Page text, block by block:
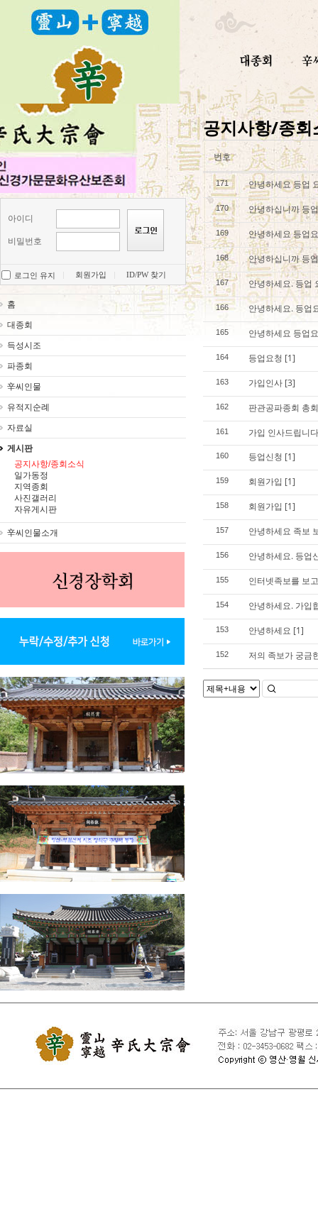
아이디
비밀번호
로그인 유지 회원가입 ID/PW 찾기
홈
대종회
득성시조
파종회
辛씨인물
유적지순례
자료실
게시판
공지사항/종회소식
일가동정
지역종회
사진갤러리
자유게시판
辛씨인물소개
공지사항/종회
번호
171 안녕하세요 등업
170 안녕하십니까 등
169 안녕하세요 등업
168 안녕하십니까 등
167 안녕하세요. 등업
166 안녕하세요. 등업
165 안녕하세요 등업
164 등업요청 [1]
163 가입인사 [3]
162 판관공파종회 총
161 가입 인사드립니
160 등업신청 [1]
159 회원가입 [1]
158 회원가입 [1]
157 안녕하세요 족보
156 안녕하세요. 등업
155 인터넷족보를 보
154 안녕하세요. 가입
153 안녕하세요 [1]
152 저의 족보가 궁금